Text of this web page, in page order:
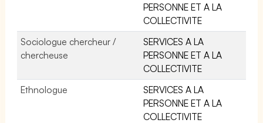
PERSONNE ET A LA
COLLECTIVITE
Sociologue chercheur /
chercheuse
SERVICES A LA
PERSONNE ET A LA
COLLECTIVITE
Ethnologue
SERVICES A LA
PERSONNE ET A LA
COLLECTIVITE